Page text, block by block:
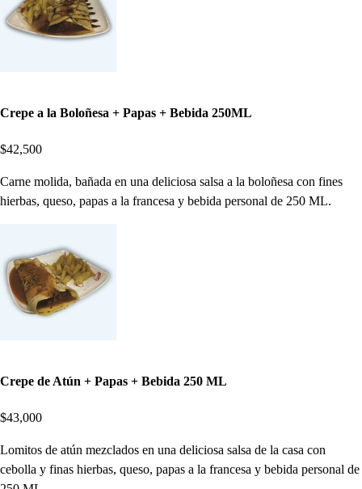
Crepe a la Boloñesa + Papas + Bebida 250ML
$42,500
Carne molida, bañada en una deliciosa salsa a la boloñesa con fines
hierbas, queso, papas a la francesa y bebida personal de 250 ML.
Crepe de Atún + Papas + Bebida 250 ML
$43,000
Lomitos de atún mezclados en una deliciosa salsa de la casa con
cebolla y finas hierbas, queso, papas a la francesa y bebida personal de